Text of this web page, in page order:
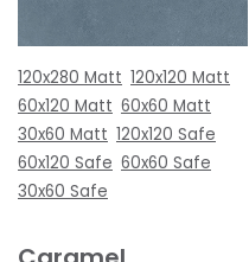
120x280 Matt 120x120 Matt
60x120 Matt 60x60 Matt
30x60 Matt 120x120 Safe
60x120 Safe 60x60 Safe
30x60 Safe